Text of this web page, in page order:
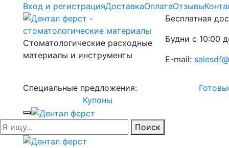
Вход и регистрацияДоставкаОплатаОтзывы
Стоматологические расходные
материалы и инструменты
Бесплатная
Будни с 10:00
E-mail:
Специальные предложения:
Купоны
Поиск